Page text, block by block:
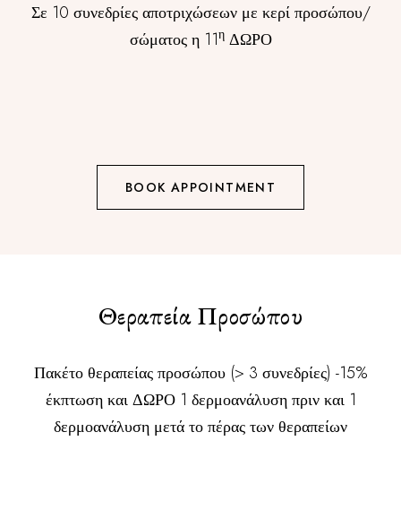
Σε 10 συνεδρίες αποτριχώσεων με κερί προσώπου/
σώματος η 11ηΔΩΡΟ
BOOK APPOINTMENT
Θεραπεία Προσώπου
Πακέτο θεραπείας προσώπου (> 3 συνεδρίες) -15%
έκπτωση και ΔΩΡΟ 1 δερμοανάλυση πριν και 1
δερμοανάλυση μετά το πέρας των θεραπείων